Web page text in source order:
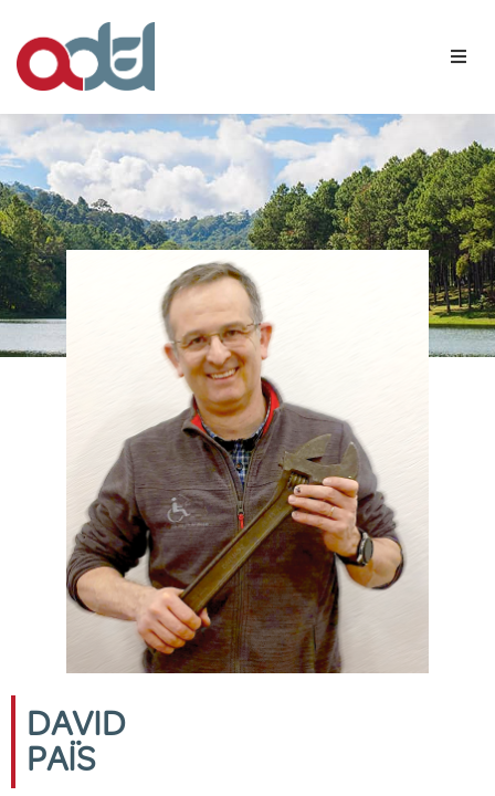
Nos membres
Agenda
DAVID
PAÏS